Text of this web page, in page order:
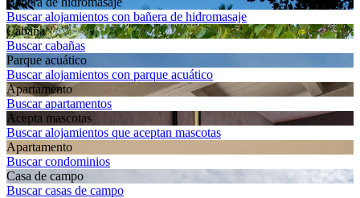
Buscar alojamientos con bañera de hidromasaje
Cabaña
Buscar cabañas
Parque acuático
Buscar alojamientos con parque acuático
Apartamento
Buscar apartamentos
Acepta mascotas
Buscar alojamientos que aceptan mascotas
Apartamento
Buscar condominios
Casa de campo
Buscar casas de campo